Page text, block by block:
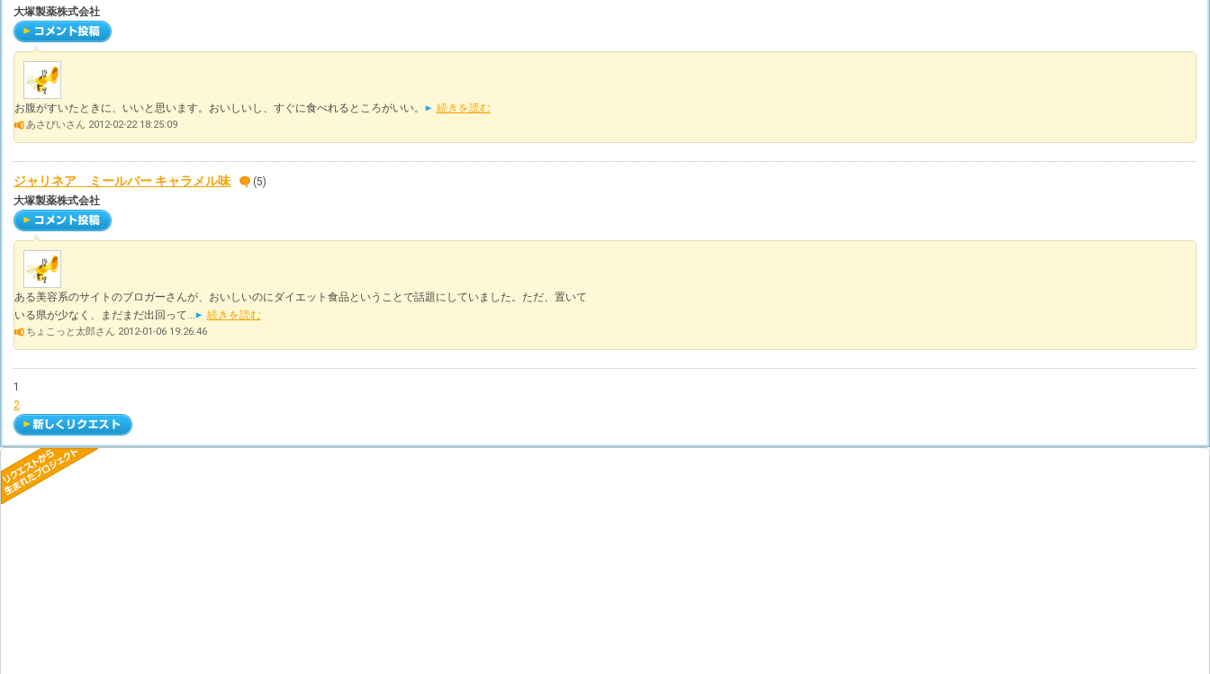
大塚製薬株式会社
お腹がすいたときに、いいと思います。おいしいし、すぐに食べれるところがいい。 続きを読む
あさぴいさん 2012-02-22 18:25:09
ジャリネア ミールバー キャラメル味
(5)
大塚製薬株式会社
ある美容系のサイトのブロガーさんが、おいしいのにダイエット食品ということで話題にしていました。ただ、置いて
いる県が少なく、まだまだ出回って...
続きを読む
ちょこっと太郎さん 2012-01-06 19:26:46
1
2